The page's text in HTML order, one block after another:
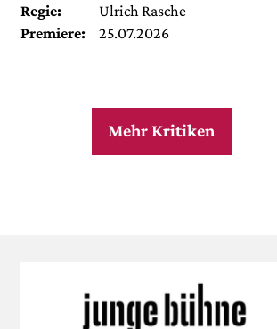
Regie:
Ulrich Rasche
Premiere:
25.07.2026
Mehr Kritiken